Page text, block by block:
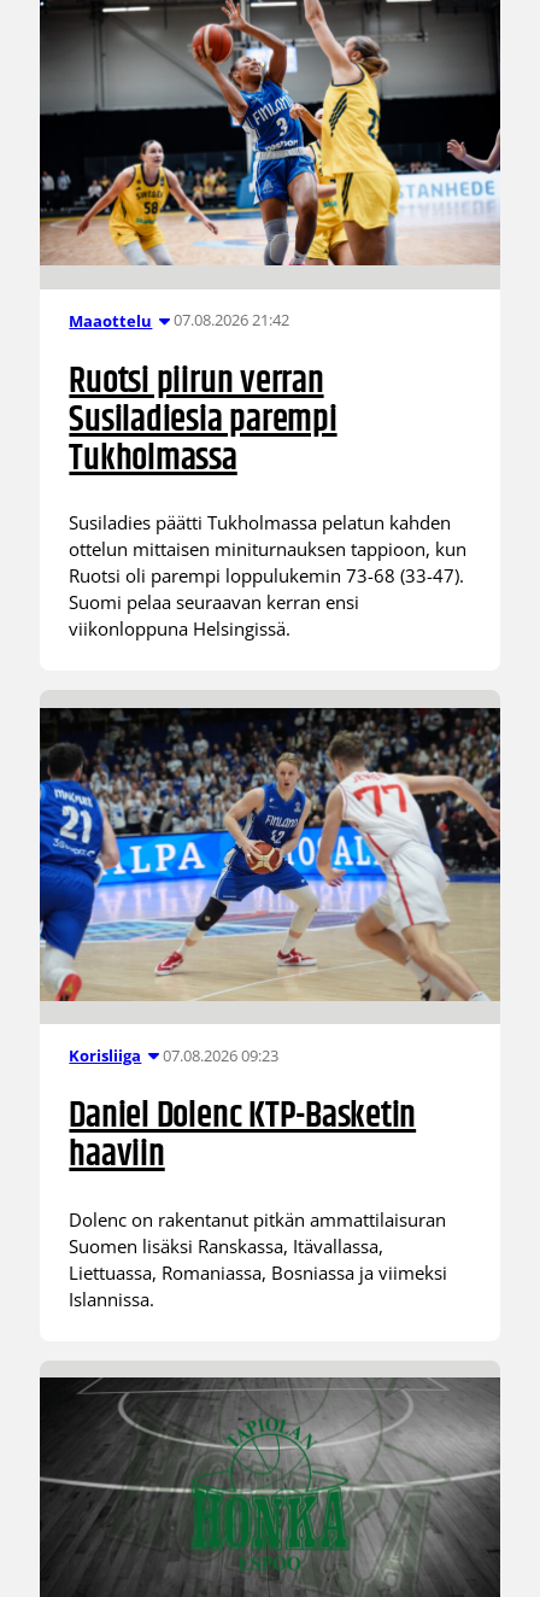
Maaottelu 07.08.2026 21:42
Ruotsi piirun verran
Susiladiesia parempi
Tukholmassa
Susiladies päätti Tukholmassa pelatun kahden
ottelun mittaisen miniturnauksen tappioon, kun
Ruotsi oli parempi loppulukemin 73-68 (33-47).
Suomi pelaa seuraavan kerran ensi
viikonloppuna Helsingissä.
Korisliiga 07.08.2026 09:23
Daniel Dolenc KTP-Basketin
haaviin
Dolenc on rakentanut pitkän ammattilaisuran
Suomen lisäksi Ranskassa, Itävallassa,
Liettuassa, Romaniassa, Bosniassa ja viimeksi
Islannissa.